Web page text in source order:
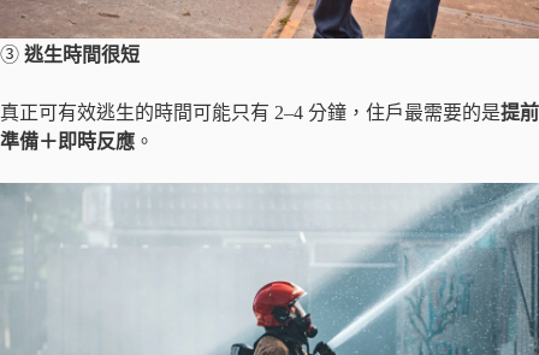
③ 逃生時間很短
真正可有效逃生的時間可能只有 2–4 分鐘，住戶最需要的是提前
準備＋即時反應 。